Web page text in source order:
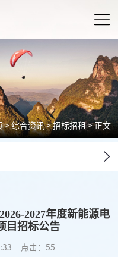
>综合资讯>招标招租> 正文
2027年度新能源电
目招标公告
点击：55